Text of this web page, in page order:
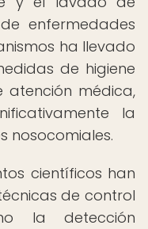
enfermedades
ha llevado
de higiene
atención médica,
la
nosocomiales.
científicos han
de control
la detección